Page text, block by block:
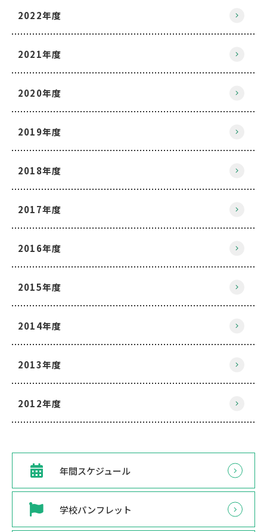
2022年度
2021年度
2020年度
2019年度
2018年度
2017年度
2016年度
2015年度
2014年度
2013年度
2012年度
年間スケジュール
学校パンフレット